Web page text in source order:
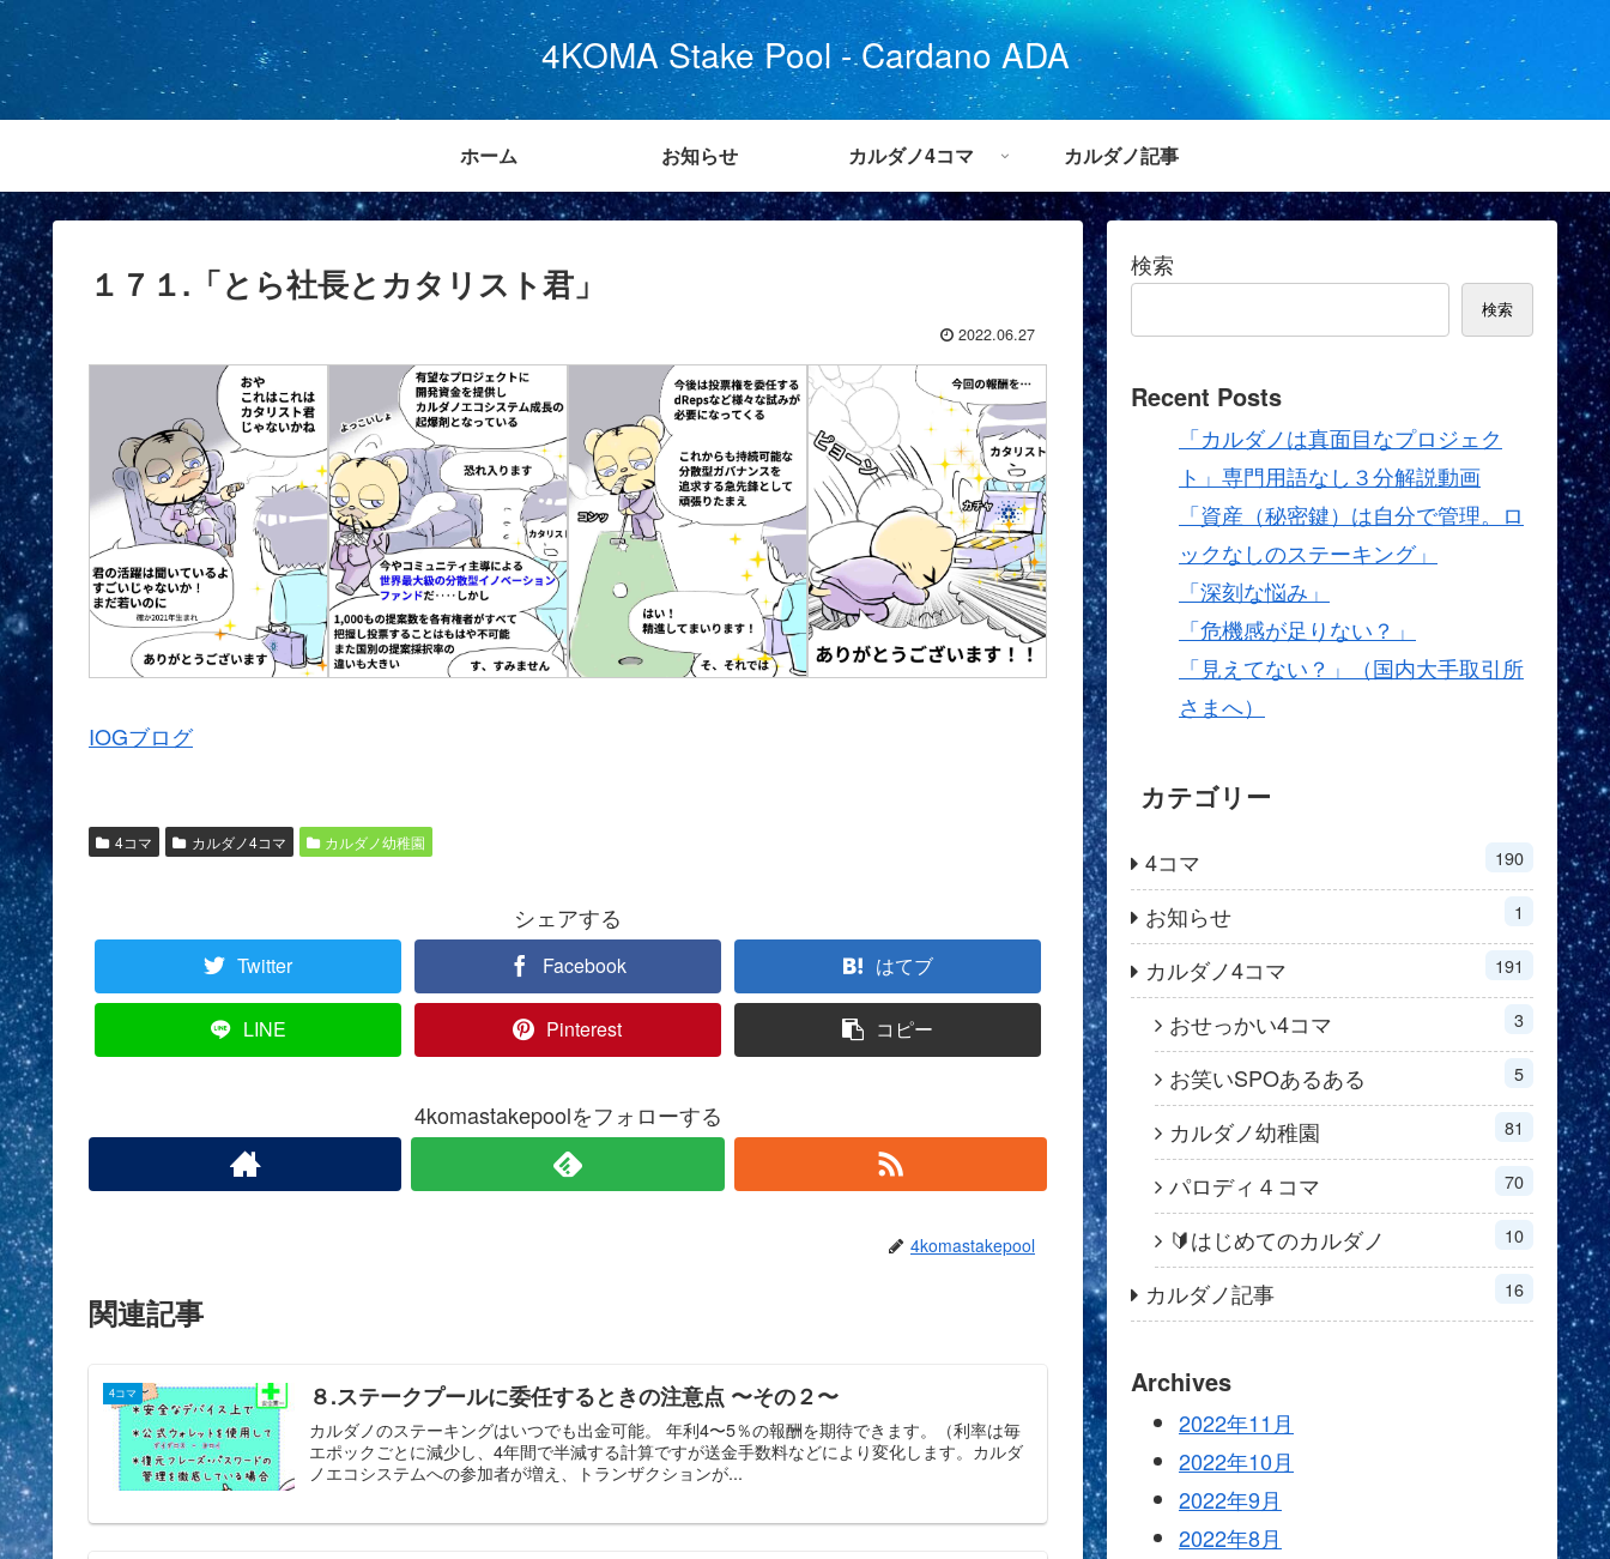
4KOMA Stake Pool - Cardano ADA
ホーム お知らせ カルダノ4コマ カルダノ記事
１７１.「とら社長とカタリスト君」
2022.06.27
IOGブログ
4コマ カルダノ4コマ カルダノ幼稚園
シェアする
Twitter Facebook はてブ
LINE Pinterest コピー
4komastakepoolをフォローする
4komastakepool
関連記事
4コマ ８.ステークプールに委任するときの注意点 〜その２〜
カルダノのステーキングはいつでも出金可能。 年利4〜5％の報酬を期待できます。（利率は毎
エポックごとに減少し、4年間で半減する計算ですが送金手数料などにより変化します。カルダ
ノエコシステムへの参加者が増え、トランザクションが...
検索
検索
Recent Posts
「カルダノは真面目なプロジェク
ト」専門用語なし３分解説動画
「資産（秘密鍵）は自分で管理。ロ
ックなしのステーキング」
「深刻な悩み」
「危機感が足りない？」
「見えてない？」（国内大手取引所
さまへ）
カテゴリー
4コマ 190
お知らせ 1
カルダノ4コマ 191
おせっかい4コマ 3
お笑いSPOあるある 5
カルダノ幼稚園 81
パロディ４コマ 70
🔰はじめてのカルダノ 10
カルダノ記事 16
Archives
2022年11月
2022年10月
2022年9月
2022年8月